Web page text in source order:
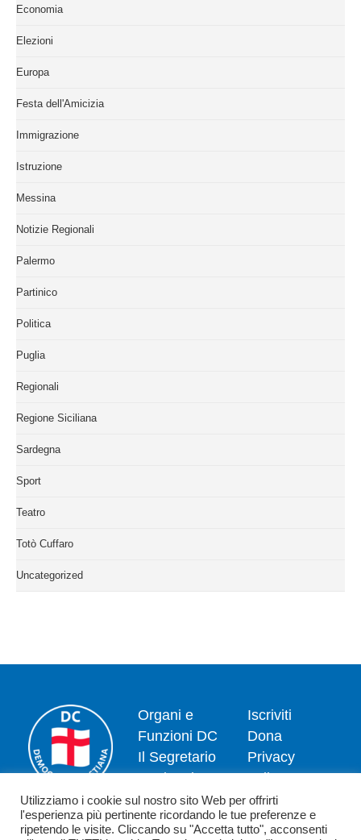
Economia
Elezioni
Europa
Festa dell'Amicizia
Immigrazione
Istruzione
Messina
Notizie Regionali
Palermo
Partinico
Politica
Puglia
Regionali
Regione Siciliana
Sardegna
Sport
Teatro
Totò Cuffaro
Uncategorized
Organi e
Funzioni DC
Il Segretario
Nazionale
Dipartimenti
News
Iscriviti
Dona
Privacy
policy
Politica dei
cookie
Utilizziamo i cookie sul nostro sito Web per offrirti
l'esperienza più pertinente ricordando le tue preferenze e
ripetendo le visite. Cliccando su "Accetta tutto", acconsenti